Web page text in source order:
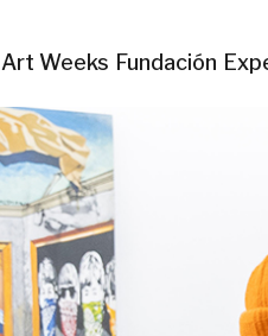
Art Weeks Fundación